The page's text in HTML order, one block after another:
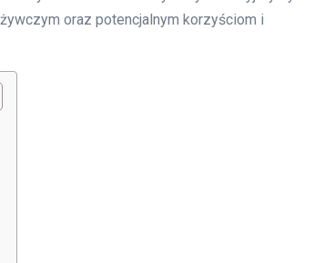
oraz potencjalnym korzyściom i